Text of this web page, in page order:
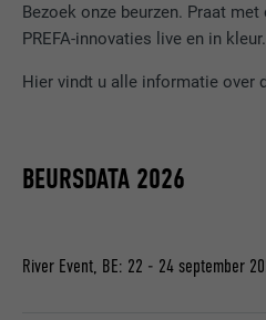
Bezoek onze beurzen. Praat
PREFA-innovaties live en in kleur.
Hier vindt u alle informatie over
BEURSDATA 2026
River Event, BE: 22 - 24 september